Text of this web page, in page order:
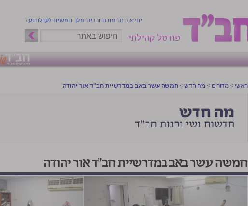
יחי אדוננו מורנו ורבינו מלך המשיח לעולם ועד
פורטל קהילתי
ראשי > מדורים > מה חדש > חמשה עשר באב במדרשיית חב"ד אור יהודה
חמשה עשר באב במדרשיית חב"ד אור יהודה